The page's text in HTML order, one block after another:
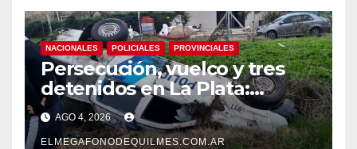
NACIONALES POLICIALES PROVINCIALES
Persecución, vuelco y tres
detenidos en La Plata:
recuperaron motos robadas
tras un operativo policial
AGO 4, 2026
ELMEGAFONODEQUILMES.COM.AR